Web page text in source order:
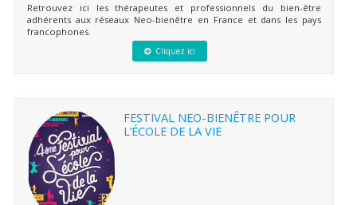
Retrouvez ici les thérapeutes et professionnels du bien-être
adhérents aux réseaux Neo-bienêtre en France et dans les pays
francophones.
Cliquez ici
FESTIVAL NEO-BIENÊTRE POUR
L’ÉCOLE DE LA VIE